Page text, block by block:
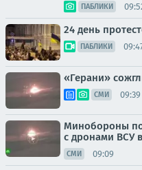
ПАБЛИКИ
24 день
ПАБЛИКИ
«Герани»
СМИ 09:39
Минобороны
с дронами ВСУ
СМИ 09:09